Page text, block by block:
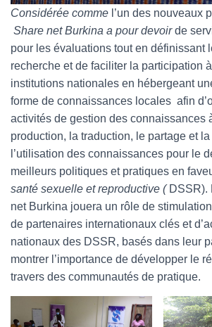
Considérée comme l’un des nouveaux
Share net Burkina a pour devoirde
pour les évaluations tout en définissant
recherche et de faciliter la participation
institutions nationales en hébergeant
forme de connaissances locales afin
activités de gestion des connaissances
production, la traduction, le partage et
l’utilisation des connaissances pour le
meilleurs politiques et pratiques en
santé sexuelle et reproductive (DSSR).
net Burkina jouera un rôle de
de partenaires internationaux clés et
nationaux des DSSR, basés dans leur
montrer l’importance de développer le
travers des communautés de pratique.